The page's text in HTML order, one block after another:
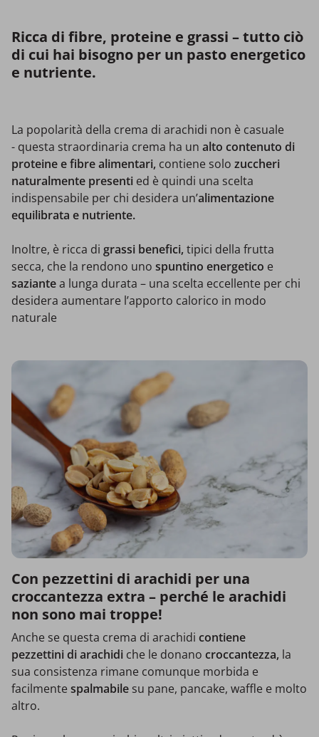
Ricca di fibre, proteine e grassi – tutto ciò
di cui hai bisogno per un pasto energetico
e nutriente.
La popolarità della crema di arachidi non è casuale
- questa straordinaria crema ha un alto contenuto di
proteine e fibre alimentari, contiene solo zuccheri
naturalmente presenti ed è quindi una scelta
indispensabile per chi desidera un’alimentazione
equilibrata e nutriente.
Inoltre, è ricca di grassi benefici,tipici della frutta
secca, che la rendono uno spuntino energetico e
saziantea lunga durata – una scelta eccellente per chi
desidera aumentare l’apporto calorico in modo
naturale
Con pezzettini di arachidi per una
croccantezza extra – perché le arachidi
non sono mai troppe!
Anche se questa crema di arachidi contiene
pezzettini di arachidi che le donano croccantezza, la
sua consistenza rimane comunque morbida e
facilmente spalmabile su pane, pancake, waffle e molto
altro.